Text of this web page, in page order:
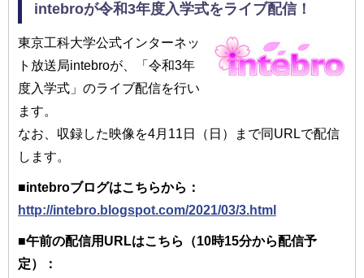
intebroが令和3年度入学式をライブ配信！
東京工科大学公式インターネッ
ト放送局intebroが、「令和3年
度入学式」のライブ配信を行い
ます。
なお、収録した映像を4月11日（日）まで同URLで配信
します。
■intebroブログはこちらから：
http://intebro.blogspot.com/2021/03/3.html
■午前の配信用URLはこちら（10時15分から配信予
定）：